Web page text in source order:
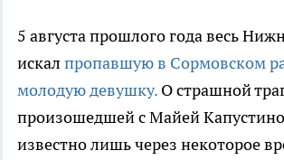
5 августа прошлого года весь
искал пропавшую в Сормовском
молодую девушку. О страшной
произошедшей с Майей
известно лишь через некоторое